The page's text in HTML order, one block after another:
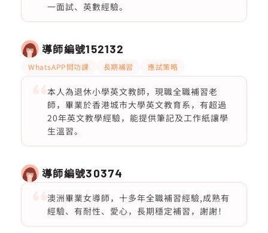
一面試、英數經驗。
導師編號152132
WhatsAPP問功課 長期補習 應試策略
本人為退休小學英文教師，現職全職補習老
師，畢業於香港城市大學英文教育系，有超過
20年英文教學經驗，能提供筆記及工作紙讓學
生溫習。
導師編號30374
澳洲畢業女導師，十多年全職補習經驗,成熟有
經驗、有耐性、愛心，長期穩定補習，謝謝！